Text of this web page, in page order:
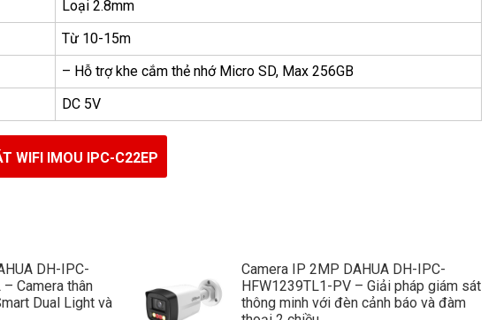
Loại 2.8mm
Từ 10-15m
– Hỗ trợ khe cắm thẻ nhớ Micro SD, Max 256GB
DC 5V
WIFI IMOU IPC-C22EP
DH-IPC-
Camera thân
Dual Light và
Camera IP 2MP DAHUA DH-IPC-
HFW1239TL1-PV – Giải pháp giám sát
thông minh với đèn cảnh báo và đàm